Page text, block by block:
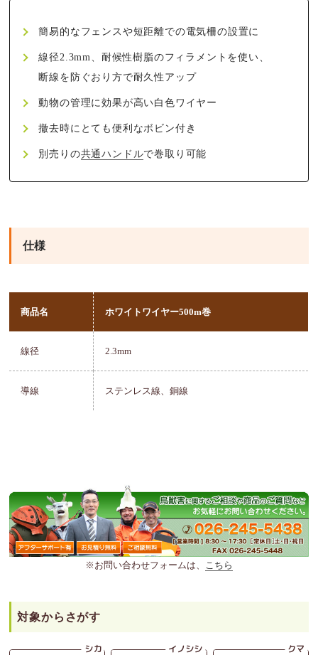
簡易的なフェンスや短距離での電気柵の設置に
線径2.3mm、耐候性樹脂のフィラメントを使い、
断線を防ぐおり方で耐久性アップ
動物の管理に効果が高い白色ワイヤー
撤去時にとても便利なボビン付き
別売りの共通ハンドルで巻取り可能
仕様
商品名 ホワイトワイヤー500m巻
線径 2.3mm
導線 ステンレス線、銅線
※お問い合わせフォームは、 こちら
対象からさがす